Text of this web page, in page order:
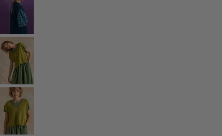
Lantlig inredning
Rolig inredning
Färgglad inredning
Blommig inredning
Natur
Bohemisk inredning
Skandinavisk inredning
Mysig inredning